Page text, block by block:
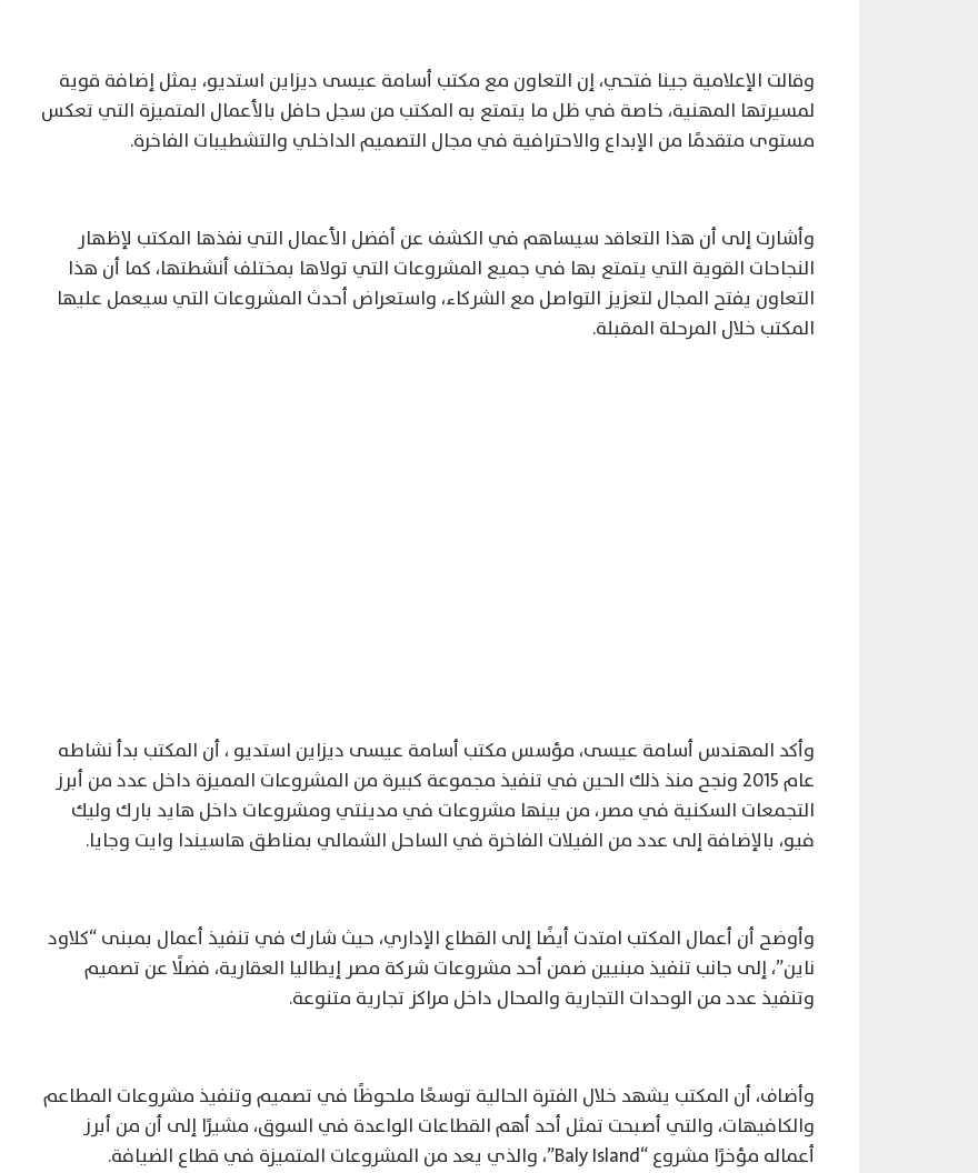
وقالت الإعلامية جينا فتحي، إن التعاون مع مكتب أسامة عيسى ديزاين استديو، يمثل إضافة قوية
لمسيرتها المهنية، خاصة في ظل ما يتمتع به المكتب من سجل حافل بالأعمال المتميزة التي تعكس
مستوى متقدمًا من الإبداع والاحترافية في مجال التصميم الداخلي والتشطيبات الفاخرة.
وأشارت إلى أن هذا التعاقد سيساهم في الكشف عن أفضل الأعمال التي نفذها المكتب لإظهار
النجاحات القوية التي يتمتع بها في جميع المشروعات التي تولاها بمختلف أنشطتها، كما أن هذا
التعاون يفتح المجال لتعزيز التواصل مع الشركاء، واستعراض أحدث المشروعات التي سيعمل عليها
المكتب خلال المرحلة المقبلة.
وأكد المهندس أسامة عيسى، مؤسس مكتب أسامة عيسى ديزاين استديو ، أن المكتب بدأ نشاطه
عام 2015 ونجح منذ ذلك الحين في تنفيذ مجموعة كبيرة من المشروعات المميزة داخل عدد من أبرز
التجمعات السكنية في مصر، من بينها مشروعات في مدينتي ومشروعات داخل هايد بارك وليك
فيو، بالإضافة إلى عدد من الفيلات الفاخرة في الساحل الشمالي بمناطق هاسيندا وايت وجايا.
وأوضح أن أعمال المكتب امتدت أيضًا إلى القطاع الإداري، حيث شارك في تنفيذ أعمال بمبنى “كلاود
ناين”، إلى جانب تنفيذ مبنيين ضمن أحد مشروعات شركة مصر إيطاليا العقارية، فضلًا عن تصميم
وتنفيذ عدد من الوحدات التجارية والمحال داخل مراكز تجارية متنوعة.
وأضاف، أن المكتب يشهد خلال الفترة الحالية توسعًا ملحوظًا في تصميم وتنفيذ مشروعات المطاعم
والكافيهات، والتي أصبحت تمثل أحد أهم القطاعات الواعدة في السوق، مشيرًا إلى أن من أبرز
أعماله مؤخرًا مشروع “Baly Island”، والذي يعد من المشروعات المتميزة في قطاع الضيافة.